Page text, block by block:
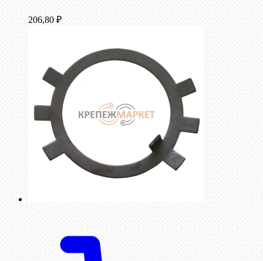
206,80 ₽